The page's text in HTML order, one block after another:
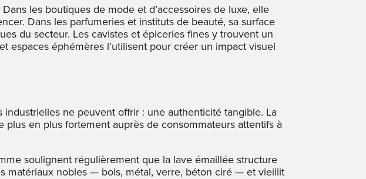
les boutiques de mode et d’accessoires de luxe, elle
Dans les parfumeries et instituts de beauté, sa surface
du secteur. Les cavistes et épiceries fines y trouvent un
espaces éphémères l’utilisent pour créer un impact visuel
ne peuvent offrir : une authenticité tangible. La
en plus fortement auprès de consommateurs attentifs à
soulignent régulièrement que la lave émaillée structure
matériaux nobles — bois, métal, verre, béton ciré — et vieillit